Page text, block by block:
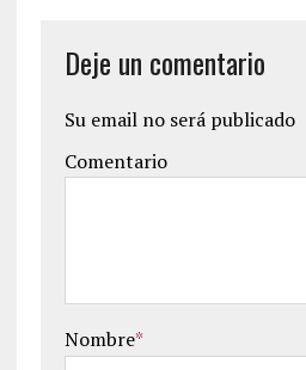
Deje un comentario
Su email no será publicado
Comentario
Nombre*